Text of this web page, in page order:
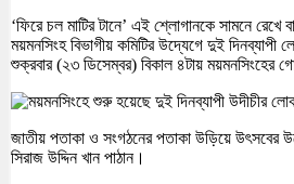
‘ফিরে চল মাটির টানে’ এই শ্লোগানকে সামনে রেখে
ময়মনসিংহ বিভাগীয় কমিটির উদ্যেগে দুই
শুক্রবার (২৩ ডিসেম্বর) বিকাল ৪টায় ময়মনসিংহের
জাতীয় পতাকা ও সংগঠনের পতাকা উড়িয়ে উৎসবের
সিরাজ উদ্দিন খান পাঠান।